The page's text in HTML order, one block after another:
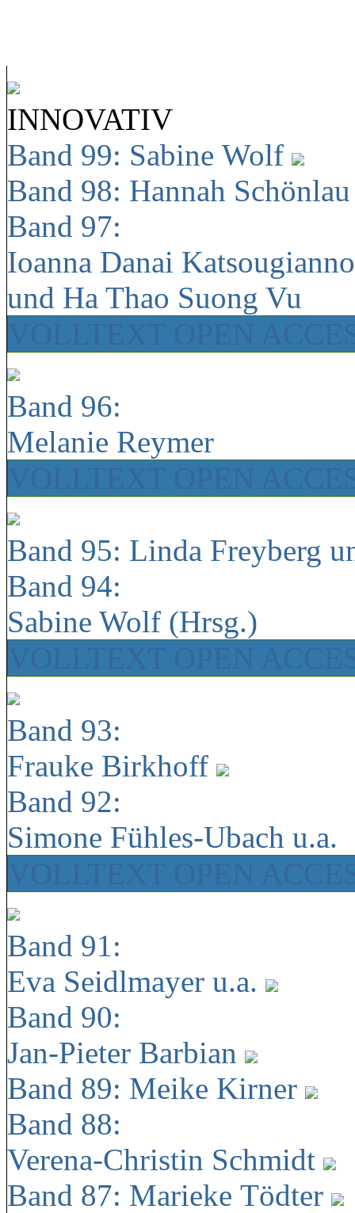
INNOVATIV
Band 99: Sabine Wolf
Band 98: Hannah
Band 97:
Ioanna Danai
und Ha Thao Suong Vu
Band 96:
Melanie Reymer
Band 95: Linda Freyberg
Band 94:
Sabine Wolf (Hrsg.)
Band 93:
Frauke Birkhoff
Band 92:
Simone Fühles-Ubach u.a.
Band 91:
Eva Seidlmayer u.a.
Band 90:
Jan-Pieter Barbian
Band 89: Meike Kirner
Band 88:
Verena-Christin Schmidt
Band 87: Marieke Tödter